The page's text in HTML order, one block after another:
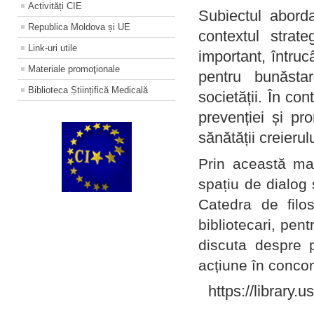
Activități CIE
Republica Moldova și UE
Link-uri utile
Materiale promoţionale
Biblioteca Științifică Medicală
Subiectul
contextul
important,
pentru
societății. În
prevenției și
sănătății
Prin această
spațiu de dialog
Catedra de
bibliotecari,
discuta despre
acțiune în
https://